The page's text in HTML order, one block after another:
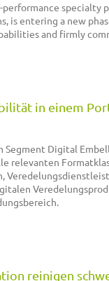
specialty
is entering a new
and firmly
in einem
Digital
relevanten
reinigen